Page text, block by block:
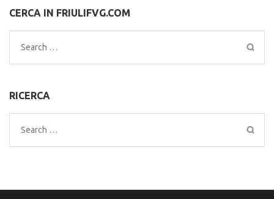
CERCA IN FRIULIFVG.COM
Search
for:
RICERCA
Search
for: